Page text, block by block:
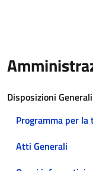
Disposizioni Generali
Programma per
Atti Generali